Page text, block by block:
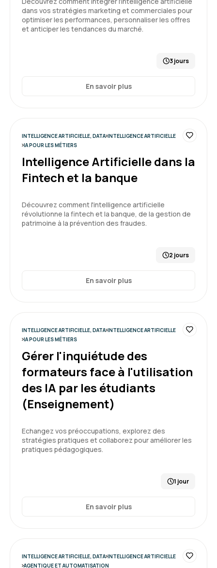
Formation : IA générative, état de l'art
Cécilia V. Le 19/05/2026
Formation : IA générative, état de l'art
Guillaume B.
5
Formation riche. Au delà des exemples et de la
pratique, elle m'a donné une vision large sur l'IA
générative, ces opportunités, ses usages, ...
Formation : IA générative, état de l'art
Formation : IA générative, état de l'art
compétent dans le domaine.
Formation : IA, les fondamentaux
première connaissance de l'IA
dans vos stratégies marketing et commerciales pour
optimiser les performances, personnaliser les offres
et anticiper les tendances du marché.
3 jours
En savoir plus
INTELLIGENCE ARTIFICIELLE, DATA INTELLIGENCE ARTIFICIELLE
IA POUR LES MÉTIERS
Intelligence Artificielle dans la
Fintech et la banque
Découvrez comment l'intelligence artificielle
révolutionne la fintech et la banque, de la gestion de
patrimoine à la prévention des fraudes.
2 jours
En savoir plus
INTELLIGENCE ARTIFICIELLE, DATA INTELLIGENCE ARTIFICIELLE
IA POUR LES MÉTIERS
Gérer l'inquiétude des
formateurs face à l'utilisation
des IA par les étudiants
(Enseignement)
Echangez vos préoccupations, explorez des
stratégies pratiques et collaborez pour améliorer les
pratiques pédagogiques.
1 jour
En savoir plus
INTELLIGENCE ARTIFICIELLE, DATA INTELLIGENCE ARTIFICIELLE
AGENTIQUE ET AUTOMATISATION